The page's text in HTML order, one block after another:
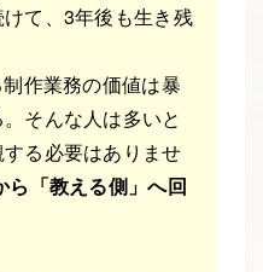
けて、3年後も生き残
作業務の価値は暴
そんな人は多いと
る必要はありませ
ら「教える側」へ回